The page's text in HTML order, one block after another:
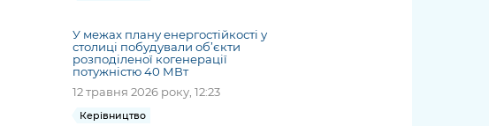
У межах плану енергостійкості у
столиці побудували об’єкти
розподіленої когенерації
потужністю 40 МВт
12 травня 2026 року, 12:23
Керівництво